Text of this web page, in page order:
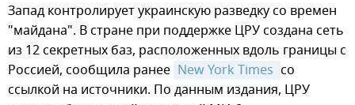
Запад контролирует украинскую разведку со времен
"майдана". В стране при поддержке ЦРУ создана сеть
из 12 секретных баз, расположенных вдоль границы с
Россией, сообщила ранее New York Times со
ссылкой на источники. По данным издания, ЦРУ